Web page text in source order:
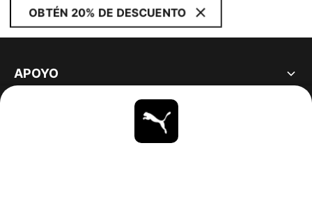
OBTÉN 20% DE DESCUENTO
APOYO